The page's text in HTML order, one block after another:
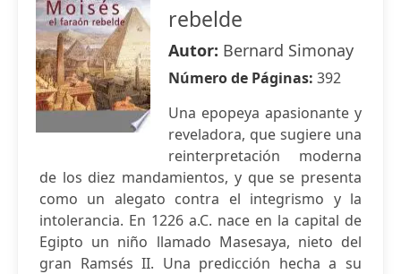
rebelde
Autor: Bernard Simonay
Número de Páginas: 392
Una epopeya apasionante y
reveladora, que sugiere una
reinterpretación moderna
de los diez mandamientos, y que se presenta
como un alegato contra el integrismo y la
intolerancia. En 1226 a.C. nace en la capital de
Egipto un niño llamado Masesaya, nieto del
gran Ramsés II. Una predicción hecha a su